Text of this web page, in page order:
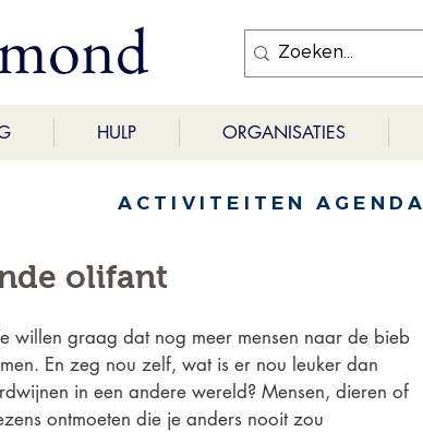
HULP ORGANISATIES
ACTIVITEITEN AGENDA
olifant
willen graag dat nog meer mensen naar de bieb
En zeg nou zelf, wat is er nou leuker dan
in een andere wereld? Mensen, dieren of
ontmoeten die je anders nooit zou